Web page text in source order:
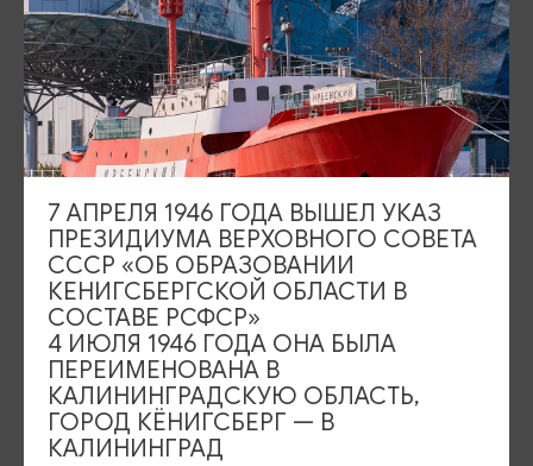
Серебряное ожерелье
Электронная виза
Туры и экскурсии
Афиша мероприятий
Сувениры
Гостевая книга
Гиды и экскурсоводы
Достопримечательности
Карты и маршруты
Рестораны
Гостиницы
Компас Балтийской кухни
Настоящий Калининградец
7 АПРЕЛЯ 1946 ГОДА ВЫШЕЛ УКАЗ
ПРЕЗИДИУМА ВЕРХОВНОГО СОВЕТА
СССР «ОБ ОБРАЗОВАНИИ
КЕНИГСБЕРГСКОЙ ОБЛАСТИ В
СОСТАВЕ РСФСР»
4 ИЮЛЯ 1946 ГОДА ОНА БЫЛА
ПЕРЕИМЕНОВАНА В
КАЛИНИНГРАДСКУЮ ОБЛАСТЬ,
ГОРОД КЁНИГСБЕРГ — В
КАЛИНИНГРАД